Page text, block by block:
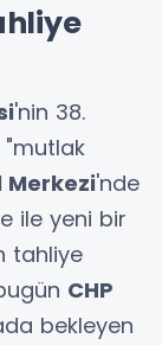
'nin 38.
"mutlak
Merkezi'nde
ile yeni bir
tahliye
CHP
bekleyen